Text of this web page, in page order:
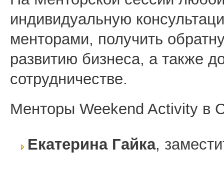
индивидуальную
менторами, получить
развитию бизнеса, а также
сотрудничестве.
Менторы Weekend Activity в
Екатерина Гайка,